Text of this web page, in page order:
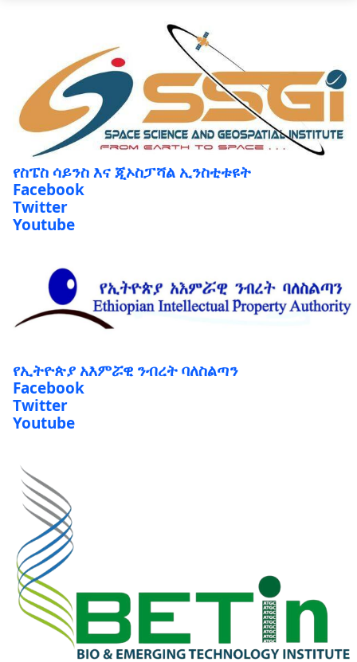
የስፔስ ሳይንስ እና ጂኦስፓሻል ኢንስቲቱዩት
Facebook
Twitter
Youtube
የኢትዮጵያ አእምሯዊ ንብረት ባለስልጣን
Facebook
Twitter
Youtube